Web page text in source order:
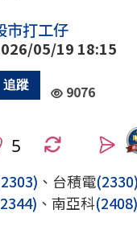
市打工仔
05/19 18:15
9076
、台積電(2330)
、南亞科(2408)